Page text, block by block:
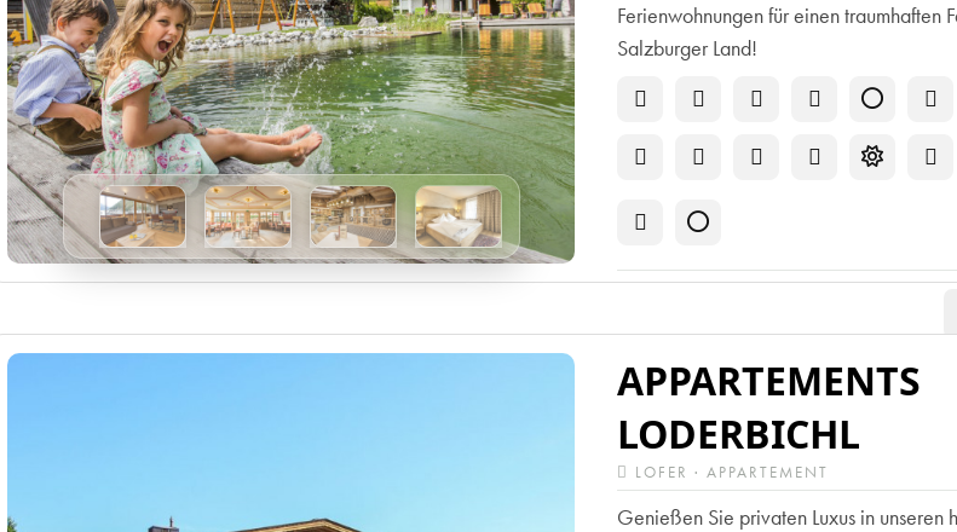
Ferienwohnungen für einen traumhaften
Salzburger Land!
APPARTEMENTS
LODERBICHL
LOFER · APPARTEMENT
Genießen Sie privaten Luxus in unseren